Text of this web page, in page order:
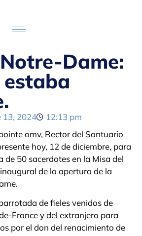
Dame:
13, 2024
12:13 pm
omv, Rector del Santuario
hoy, 12 de diciembre, para
de 50 sacerdotes en la Misa del
de la apertura de la
de fieles venidos de
France y del extranjero para
por el don del renacimiento de